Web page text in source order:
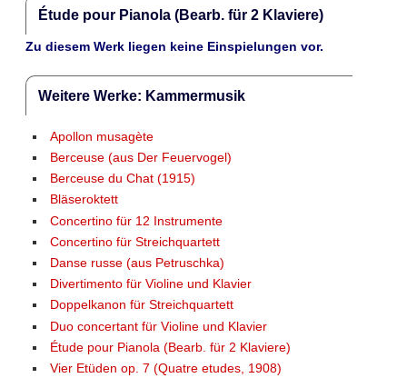
Étude pour Pianola (Bearb. für 2 Klaviere)
Zu diesem Werk liegen keine Einspielungen vor.
Weitere Werke: Kammermusik
Apollon musagète
Berceuse (aus Der Feuervogel)
Berceuse du Chat (1915)
Bläseroktett
Concertino für 12 Instrumente
Concertino für Streichquartett
Danse russe (aus Petruschka)
Divertimento für Violine und Klavier
Doppelkanon für Streichquartett
Duo concertant für Violine und Klavier
Étude pour Pianola (Bearb. für 2 Klaviere)
Vier Etüden op. 7 (Quatre etudes, 1908)